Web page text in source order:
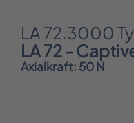
LA 72.3000
LA 72 -
Axialkraft: 50 N